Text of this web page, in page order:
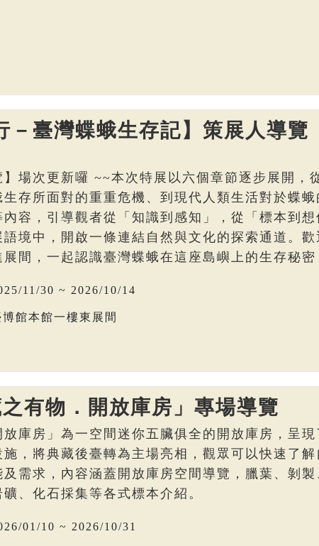
－臺灣蝶蛾生存記】策展人導覽
場次更新囉 ~~本次特展以六個章節逐步展開，
存所面對的重重危機、到現代人類生活對於蝶蛾
容，引導觀者從「知識到感知」，從「標本到想
境中，開啟一條連結自然與文化的探索通道。歡
間，一起認識臺灣蝶蛾在這座島嶼上的生存秘密
11/30 ~ 2026/10/14
博館本館一樓東展間
有物．開放庫房」專場導覽
放庫房」為一空間迷你五臟俱全的開放庫房，呈
，將典藏後臺轉為主場亮相，觀眾可以快速了解
需求，內容涵蓋開放庫房空間導覽，臘葉、剝製
、化石採集等各式標本介紹。
01/10 ~ 2026/10/31